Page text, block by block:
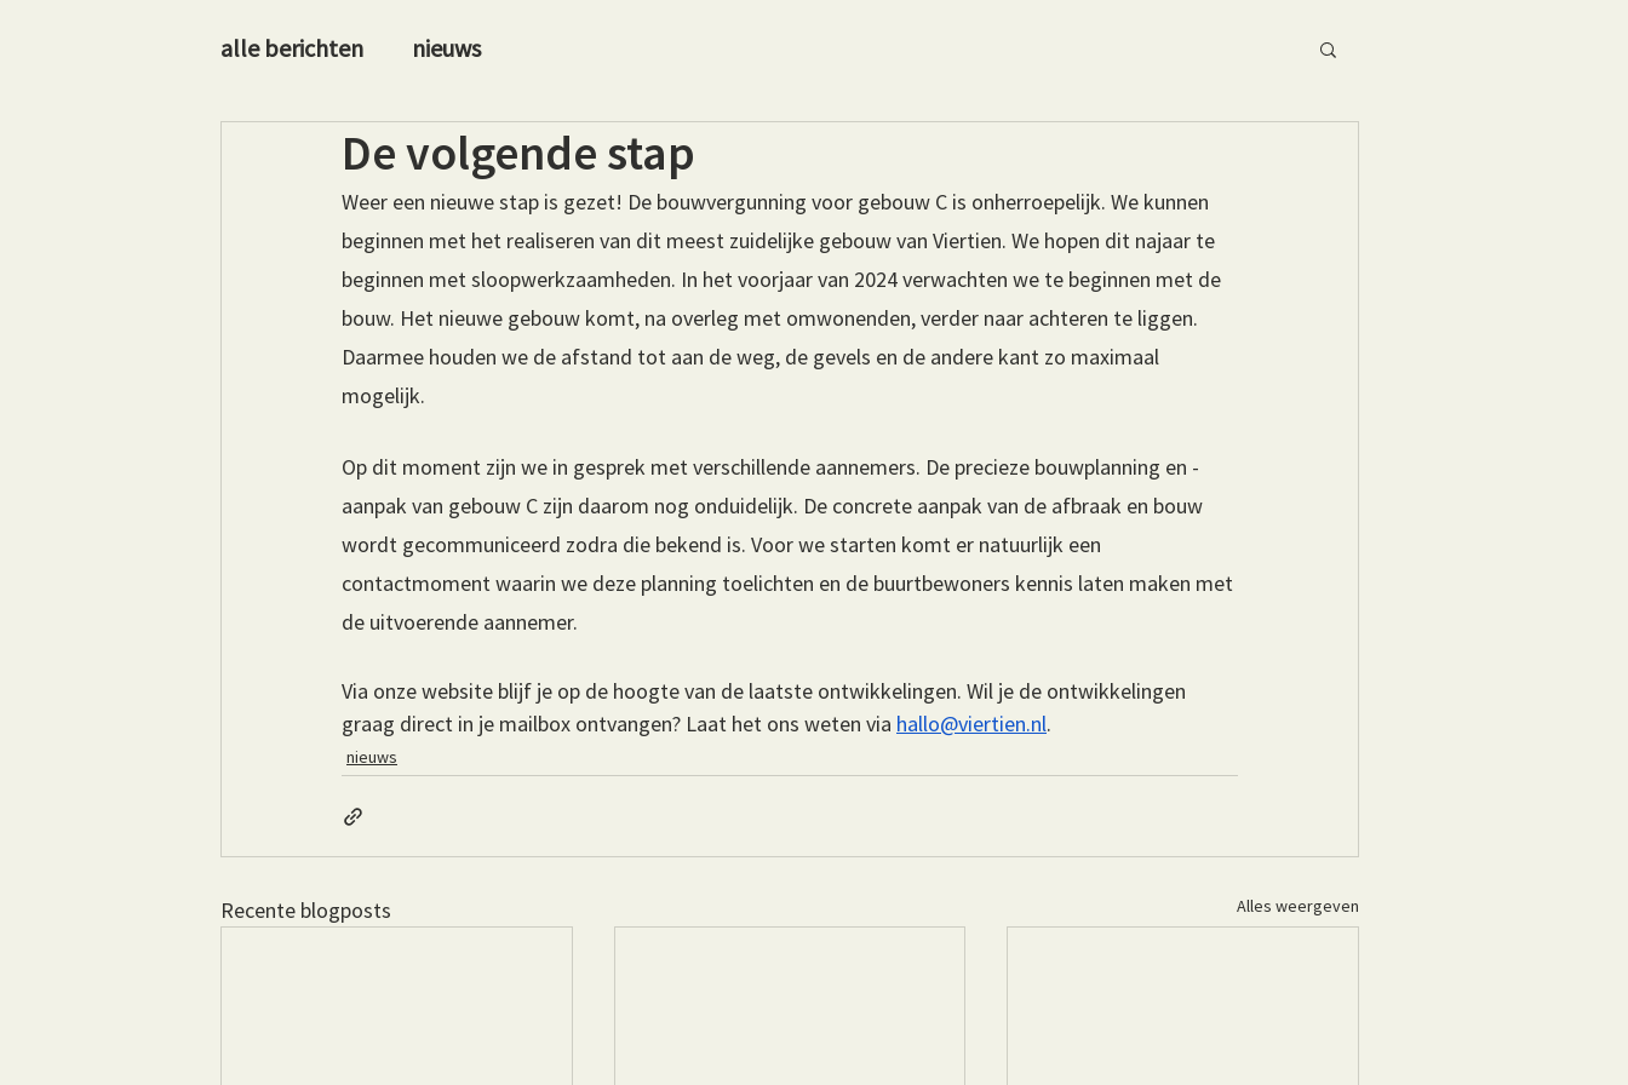
alle berichten nieuws
De volgende stap
Weer een nieuwe stap is gezet! De bouwvergunning voor gebouw C is onherroepelijk. We kunnen
beginnen met het realiseren van dit meest zuidelijke gebouw van Viertien. We hopen dit najaar te
beginnen met sloopwerkzaamheden. In het voorjaar van 2024 verwachten we te beginnen met de
bouw. Het nieuwe gebouw komt, na overleg met omwonenden, verder naar achteren te liggen.
Daarmee houden we de afstand tot aan de weg, de gevels en de andere kant zo maximaal
mogelijk.
Op dit moment zijn we in gesprek met verschillende aannemers. De precieze bouwplanning en -
aanpak van gebouw C zijn daarom nog onduidelijk. De concrete aanpak van de afbraak en bouw
wordt gecommuniceerd zodra die bekend is. Voor we starten komt er natuurlijk een
contactmoment waarin we deze planning toelichten en de buurtbewoners kennis laten maken met
de uitvoerende aannemer.
Via onze website blijf je op de hoogte van de laatste ontwikkelingen. Wil je de ontwikkelingen
graag direct in je mailbox ontvangen? Laat het ons weten via hallo@viertien.nl.
nieuws
Recente blogposts Alles weergeven